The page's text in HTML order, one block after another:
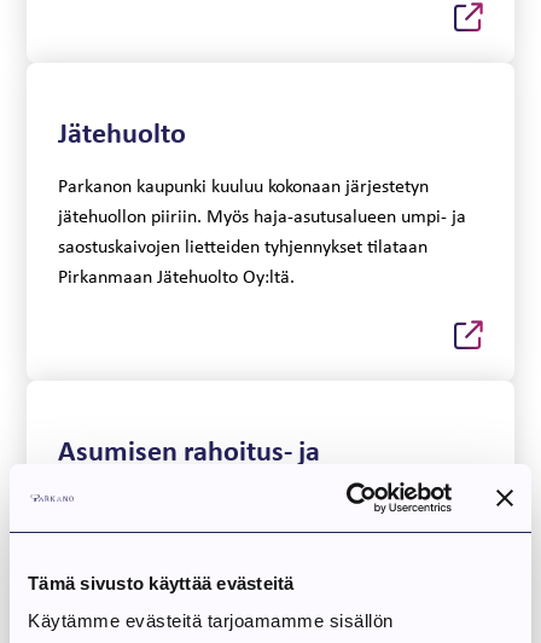
Tämä sivusto käyttää evästeitä
Käytämme evästeitä tarjoamamme sisällön
Jätehuolto
Parkanon kaupunki kuuluu kokonaan järjestetyn
jätehuollon piiriin. Myös haja-asutusalueen umpi- ja
saostuskaivojen lietteiden tyhjennykset tilataan
Pirkanmaan Jätehuolto Oy:ltä.
Asumisen rahoitus- ja
kehittämiskeskus
Kestävää ja kohtuuhintaista asumista. Asumisen
rahoitus- ja kehittämiskeskus myöntää valtion tukia
ja avustuksia asuntojen rakentamiseen ja
korjaamiseen.